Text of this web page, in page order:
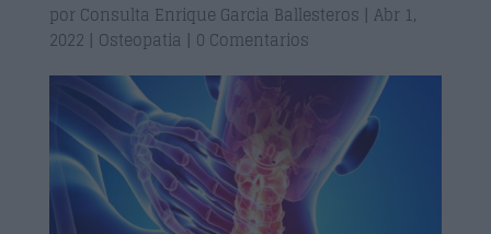
por Consulta Enrique Garcia Ballesteros | Abr 1,
2022 | Osteopatia | 0 Comentarios